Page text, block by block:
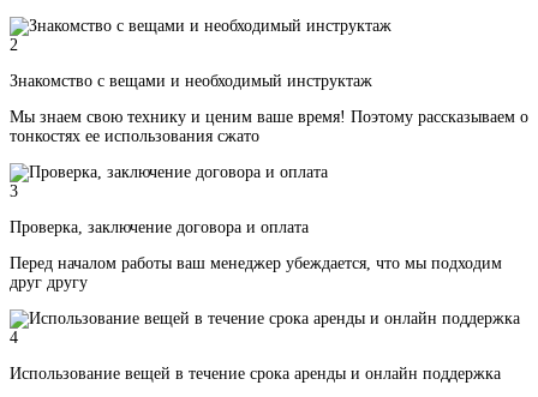
2
Знакомство с вещами и необходимый инструктаж
Мы знаем свою технику и ценим ваше время! Поэтому рассказываем о
тонкостях ее использования сжато
3
Проверка, заключение договора и оплата
Перед началом работы ваш менеджер убеждается, что мы подходим
друг другу
4
Использование вещей в течение срока аренды и онлайн поддержка